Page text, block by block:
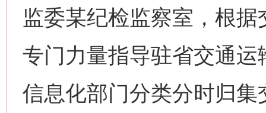
监委某纪检监察室，根
专门力量指导驻省交通
信息化部门分类分时归